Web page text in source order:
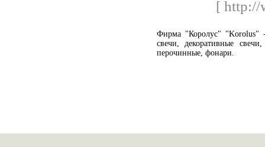
[ http://
Фирма "Королус"
свечи, декоративные
перочинные, фонари.